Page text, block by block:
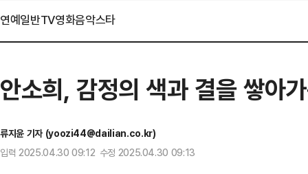
연예일반TV영화음악스타
안소희, 감정의 색과 결을 쌓아
류지윤 기자 (yoozi44@dailian.co.kr)
입력 2025.04.30 09:12 수정 2025.04.30 09:13